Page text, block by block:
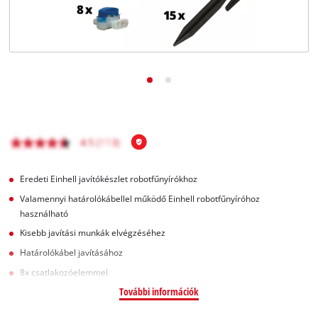
Eredeti Einhell javítókészlet robotfűnyírókhoz
Valamennyi határolókábellel működő Einhell robotfűnyíróhoz
használható
Kisebb javítási munkák elvégzéséhez
Határolókábel javításához
8x csatlakozóelemmel
További információk